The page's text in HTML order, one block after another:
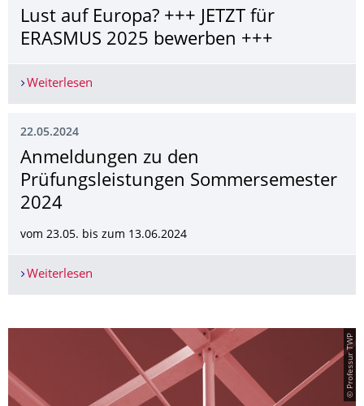
Lust auf Europa? +++ JETZT für
ERASMUS 2025 bewerben +++
Weiterlesen
22.05.2024
Anmeldungen ­zu den
Prüfungsleistungen ­Sommersemester
2024
vom 23.05. bis zum 13.06.2024
Weiterlesen
© Professur TWP